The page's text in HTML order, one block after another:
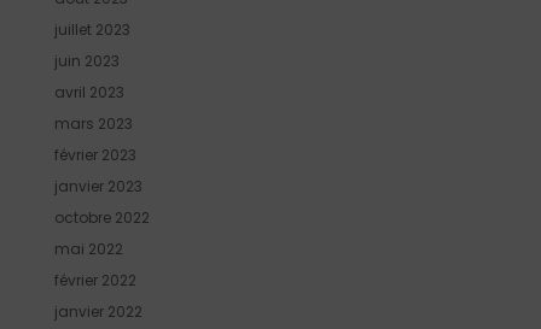
juillet 2023
juin 2023
avril 2023
mars 2023
février 2023
janvier 2023
octobre 2022
mai 2022
février 2022
janvier 2022